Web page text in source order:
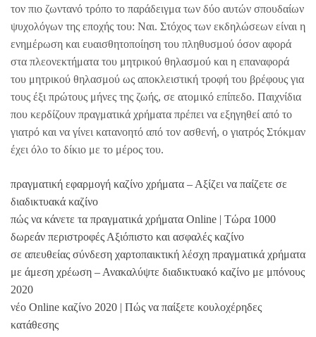
τον πιο ζωντανό τρόπο το παράδειγμα των δύο αυτών σπουδαίων
ψυχολόγων της εποχής του: Nαι. Στόχος των εκδηλώσεων είναι η
ενημέρωση και ευαισθητοποίηση του πληθυσμού όσον αφορά
στα πλεονεκτήματα του μητρικού θηλασμού και η επαναφορά
του μητρικού θηλασμού ως αποκλειστική τροφή του βρέφους για
τους έξι πρώτους μήνες της ζωής, σε ατομικό επίπεδο. Παιχνίδια
που κερδίζουν πραγματικά χρήματα πρέπει να εξηγηθεί από το
γιατρό και να γίνει κατανοητό από τον ασθενή, ο γιατρός Στόκμαν
έχει όλο το δίκιο με το μέρος του.
πραγματική εφαρμογή καζίνο χρήματα – Αξίζει να παίζετε σε
διαδικτυακά καζίνο
πώς να κάνετε τα πραγματικά χρήματα Online | Τώρα 1000
δωρεάν περιστροφές Αξιόπιστο και ασφαλές καζίνο
σε απευθείας σύνδεση χαρτοπαικτική λέσχη πραγματικά χρήματα
με άμεση χρέωση – Ανακαλύψτε διαδικτυακό καζίνο με μπόνους
2020
νέο Online καζίνο 2020 | Πώς να παίξετε κουλοχέρηδες
κατάθεσης